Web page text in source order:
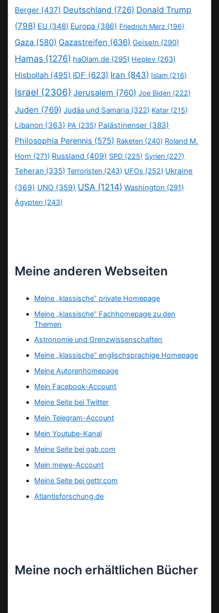
Berger (437) Deutschland (726) Donald Trump
(798) EU (348) Europa (386) Friedrich Merz (196)
Gaza (580) Gazastreifen (636) Geiseln (290)
Hamas (1276) haOlam.de (295) Heplev (263)
Hisbollah (495) IDF (623) Iran (843) Islam (216)
Israel (2306) Jerusalem (760) Joe Biden (222)
Juden (769) Judäa und Samaria (322) Katar (215)
Libanon (363) PA (235) Palästinenser (383)
Philosophia Perennis (575) Raketen (240) Roland M.
Horn (271) Russland (409) SPD (225) Syrien (227)
Teheran (335) Terroristen (243) UFOs (252) Ukraine
(369) UNO (359) USA (1214) Washington (291)
Ägypten (243)
Meine anderen Webseiten
Meine „klassische“ private Homepage
Meine „klassische“ Fachhomepage zu den
Themen
Astronomie und Grenzwissenschaften
Meine „klassische“ englischsprachige Homepage
Meine Autorenhomepage
Mein Facebook-Account
Meine Seite bei Twitter
Mein Telegram-Account
Mein Youtube-Kanal
Meine Seite bei gab.com
Mein mewe-Account
Meine Seite bei gettr.com
Atlantisforschung.de
Meine noch erhältlichen Bücher